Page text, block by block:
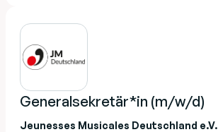
Generalsekretär*in (m/w/d)
Jeunesses Musicales Deutschland e.V.